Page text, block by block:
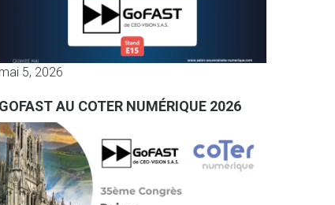
mai 5, 2026
GOFAST AU COTER NUMÉRIQUE 2026